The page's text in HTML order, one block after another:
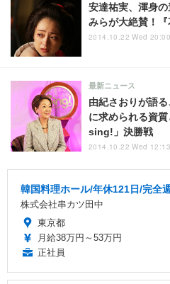
安達祐実、渾身
みらが大絶賛！『
2014.10.22 Wed 20:00
由紀さおりが語
に求められる資
sing!」決勝戦
最新ニュース
2014.10.22 Wed 12:13
韓国料理ホール/年休121日/完全
株式会社串カツ田中
東京都
月給38万円～53万円
正社員